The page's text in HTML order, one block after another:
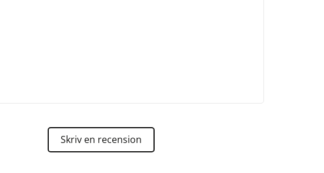
Skriv en recension